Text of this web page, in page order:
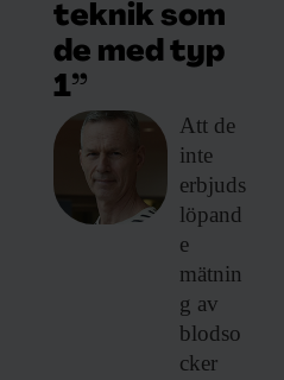
teknik som
de med typ
1”
Att de
inte
erbjuds
löpand
e
mätnin
g av
blodso
cker